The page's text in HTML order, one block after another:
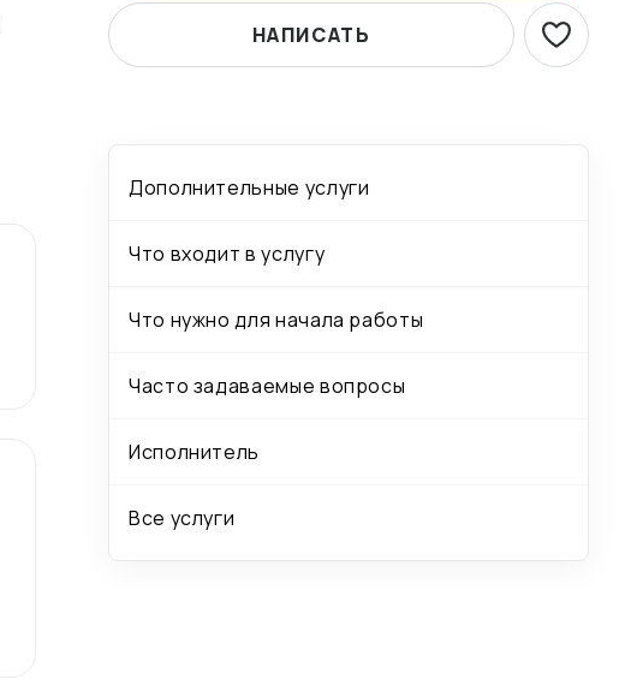
НАПИСАТЬ
Дополнительные услуги
Что входит в услугу
Что нужно для начала работы
Часто задаваемые вопросы
Исполнитель
Все услуги